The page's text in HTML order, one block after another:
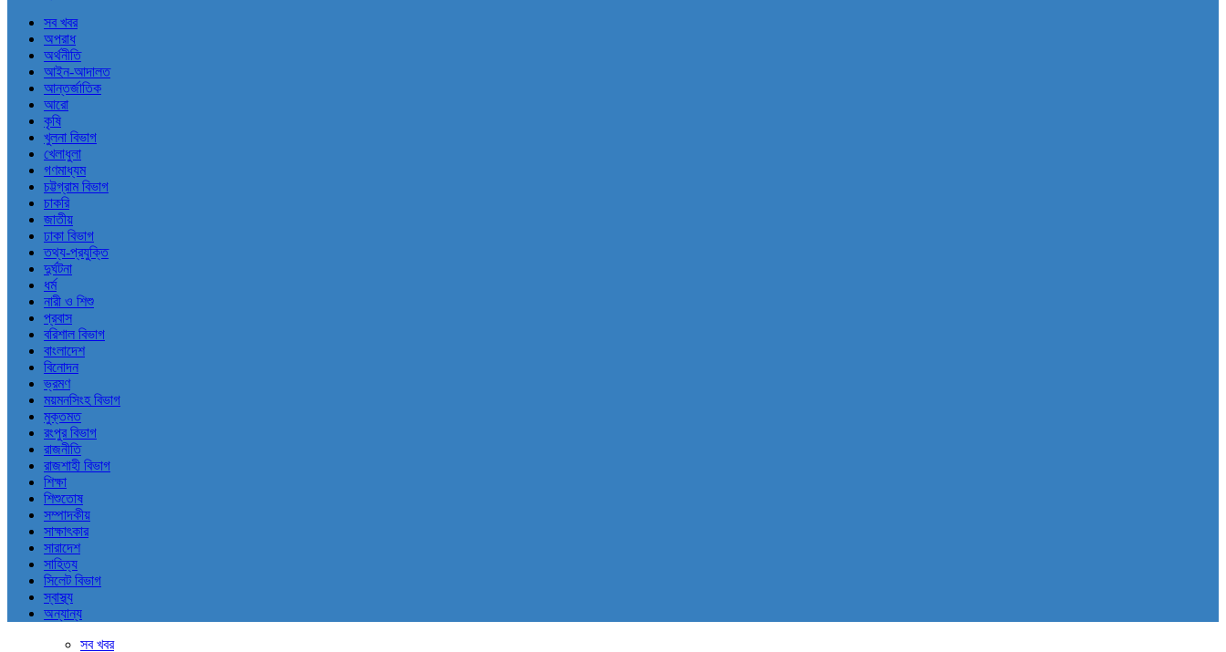
সব খবর
অপরাধ
অর্থনীতি
আইন-আদালত
আন্তর্জাতিক
আরো
কৃষি
খুলনা বিভাগ
খেলাধুলা
গণমাধ্যম
চট্টগ্রাম বিভাগ
চাকরি
জাতীয়
ঢাকা বিভাগ
তথ্য-প্রযুক্তি
দুর্ঘটনা
ধর্ম
নারী ও শিশু
প্রবাস
বরিশাল বিভাগ
বাংলাদেশ
বিনোদন
ভ্রমণ
ময়মনসিংহ বিভাগ
মুক্তমত
রংপুর বিভাগ
রাজনীতি
রাজশাহী বিভাগ
শিক্ষা
শিশুতোষ
সম্পাদকীয়
সাক্ষাৎকার
সারাদেশ
সাহিত্য
সিলেট বিভাগ
স্বাস্থ্য
অন্যান্য
সব খবর